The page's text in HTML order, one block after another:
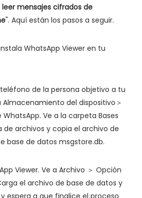
mensajes cifrados de
". Aquí están los pasos a seguir.
WhatsApp Viewer en tu
de la persona objetivo a tu
del dispositivo＞
Ve a la carpeta Bases
de archivos y copia el archivo de
base de datos msgstore.db.
Viewer. Ve a Archivo ＞ Opción
el archivo de base de datos y